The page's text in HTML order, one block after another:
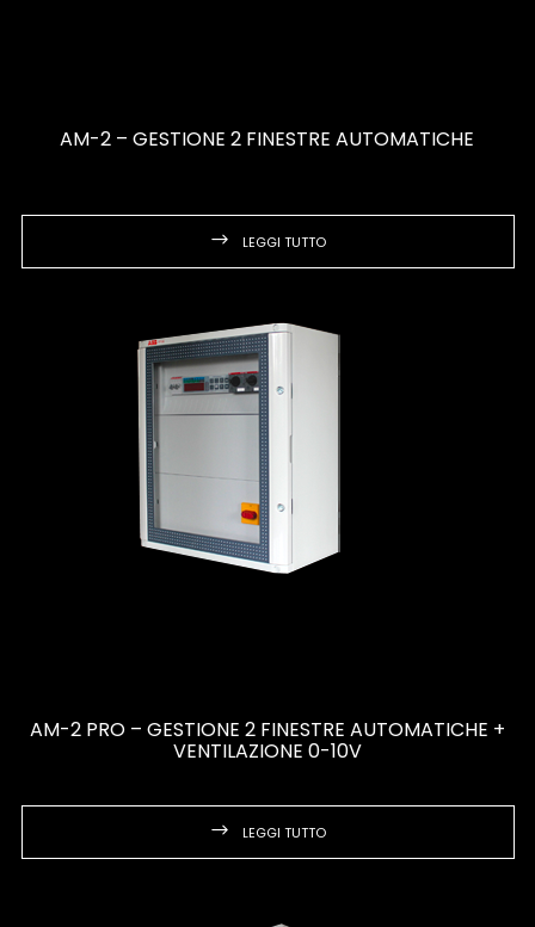
AM-2 – GESTIONE 2 FINESTRE AUTOMATICHE
LEGGI TUTTO
AM-2 PRO – GESTIONE 2 FINESTRE AUTOMATICHE +
VENTILAZIONE 0-10V
LEGGI TUTTO